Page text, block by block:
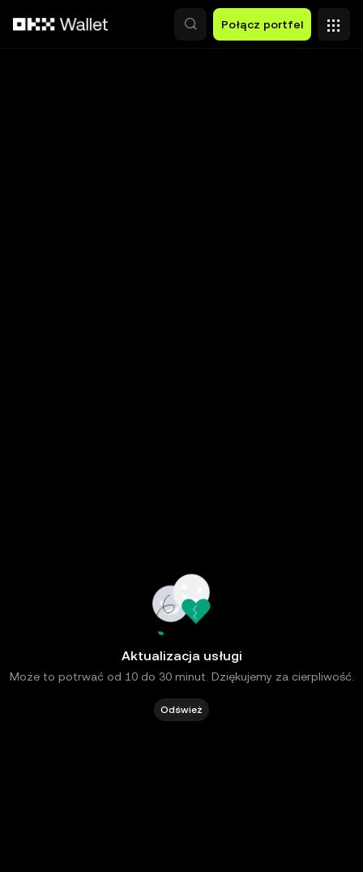
Połącz portfel
Aktualizacja usługi
Może to potrwać od 10 do 30 minut. Dziękujemy za cierpliwość.
Odśwież